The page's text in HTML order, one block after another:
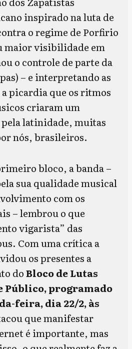
inspirado na luta de
o regime de Porfirio
maior visibilidade em
o controle de parte da
– e interpretando as
picardia que os ritmos
criaram um
latinidade, muitas
nós, brasileiros.
bloco, a banda –
sua qualidade musical
com os
– lembrou o que
vigarista” das
Com uma crítica a
os presentes a
doBloco de Lutas
Público, programado
feira, dia 22/2, às
que manifestar
é importante, mas